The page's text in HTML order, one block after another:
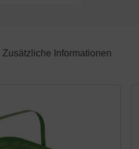
Zusätzliche Informationen